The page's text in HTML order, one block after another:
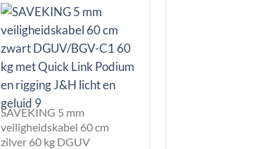
SAVEKING 5 mm
veiligheidskabel 60 cm
zilver 60 kg DGUV